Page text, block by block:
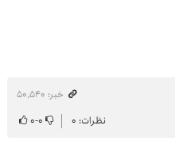
خبر: ۵۰٬۵۴۰
نظرات: ۰ ۰-۰